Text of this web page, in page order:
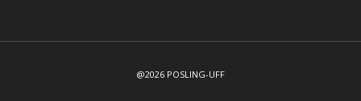
@2026 POSLING-UFF